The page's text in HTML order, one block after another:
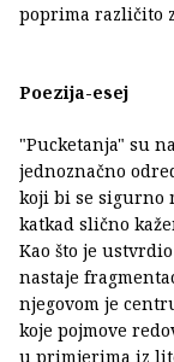
poprima različito
Poezija-esej
"Pucketanja" su
jednoznačno
koji bi se sigurno
katkad slično
Kao što je
nastaje
njegovom je
koje pojmove
u primjerima iz